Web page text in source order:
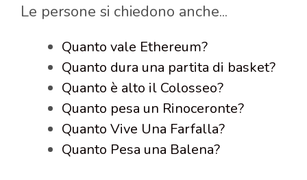
Le persone si chiedono anche...
Quanto vale Ethereum?
Quanto dura una partita di basket?
Quanto è alto il Colosseo?
Quanto pesa un Rinoceronte?
Quanto Vive Una Farfalla?
Quanto Pesa una Balena?